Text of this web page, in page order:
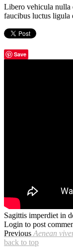
Libero vehicula nulla
faucibus luctus ligula
Save
Sagittis imperdiet in
Login to post
Previous Aenean
back to top